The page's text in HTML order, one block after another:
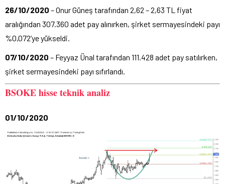
26/10/2020 – Onur Güneş tarafından 2,62 – 2,63 TL fiyat
aralığından 307.360 adet pay alınırken, şirket sermayesindeki payı
%0,072’ye yükseldi.
07/10/2020 – Feyyaz Ünal tarafından 111.428 adet pay satılırken,
şirket sermayesindeki payı sıfırlandı.
BSOKE hisse teknik analiz
01/10/2020